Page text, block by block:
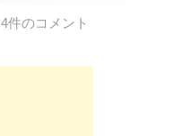
4件のコメント